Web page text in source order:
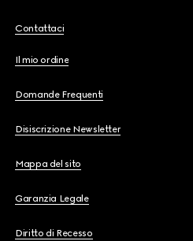
Contattaci
Il mio ordine
Domande Frequenti
Disiscrizione Newsletter
Mappa del sito
Garanzia Legale
Diritto di Recesso